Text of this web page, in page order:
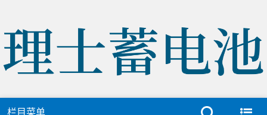
栏目菜单